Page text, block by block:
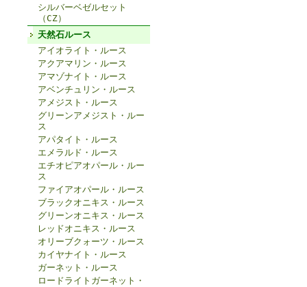
シルバーベゼルセット
（CZ）
天然石ルース
アイオライト・ルース
アクアマリン・ルース
アマゾナイト・ルース
アベンチュリン・ルース
アメジスト・ルース
グリーンアメジスト・ルー
ス
アパタイト・ルース
エメラルド・ルース
エチオピアオパール・ルー
ス
ファイアオパール・ルース
ブラックオニキス・ルース
グリーンオニキス・ルース
レッドオニキス・ルース
オリーブクォーツ・ルース
カイヤナイト・ルース
ガーネット・ルース
ロードライトガーネット・